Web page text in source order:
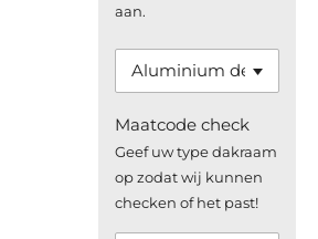
aan.
Maatcode check
Geef uw type dakraam
op zodat wij kunnen
checken of het past!